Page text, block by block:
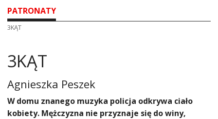
PATRONATY
3KĄT
3KĄT
Agnieszka Peszek
​W domu znanego muzyka policja odkrywa ciało
kobiety. Mężczyzna nie przyznaje się do winy,